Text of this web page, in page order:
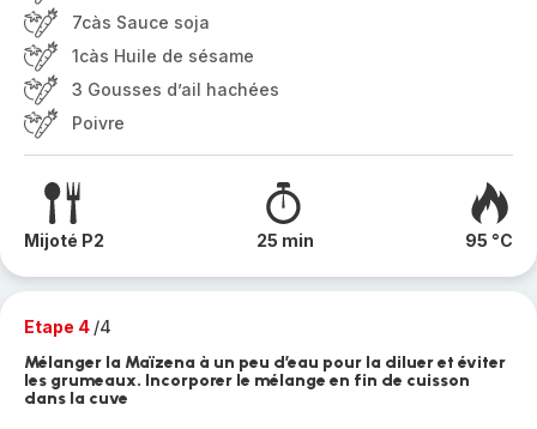
7càs Sauce soja
1càs Huile de sésame
3 Gousses d’ail hachées
Poivre
Mijoté P2 25 min 95 °C
Etape 4 /4
Mélanger la Maïzena à un peu d’eau pour la diluer et éviter
les grumeaux. Incorporer le mélange en fin de cuisson
dans la cuve